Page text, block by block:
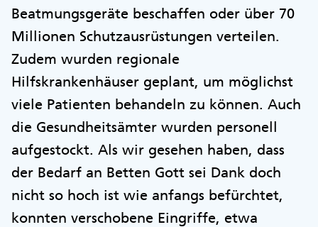
Beatmungsgeräte beschaffen oder über 70
Millionen Schutzausrüstungen verteilen.
Zudem wurden regionale
Hilfskrankenhäuser geplant, um möglichst
viele Patienten behandeln zu können. Auch
die Gesundheitsämter wurden personell
aufgestockt. Als wir gesehen haben, dass
der Bedarf an Betten Gott sei Dank doch
nicht so hoch ist wie anfangs befürchtet,
konnten verschobene Eingriffe, etwa